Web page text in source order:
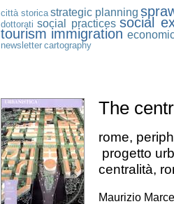
città storica strategic planning
dottorati social practices social
tourism immigration
newsletter cartography
The
rome,
progetto
centralità,
Maurizio